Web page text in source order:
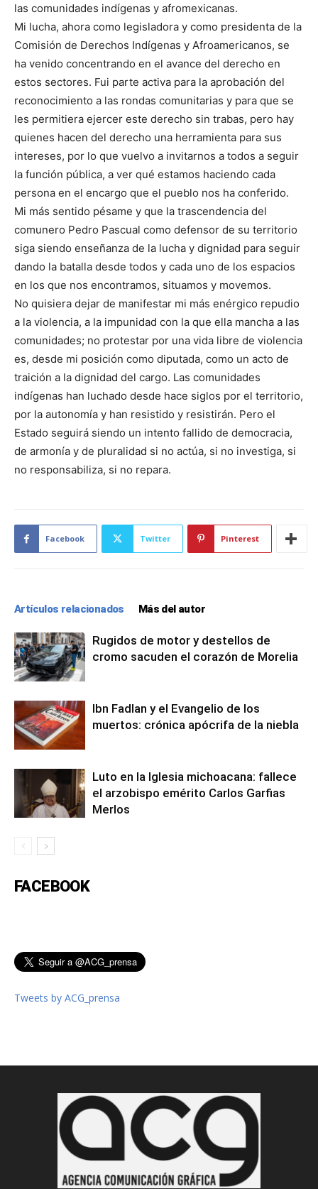
las comunidades indígenas y afromexicanas.
Mi lucha, ahora como legisladora y como presidenta de la
Comisión de Derechos Indígenas y Afroamericanos, se
ha venido concentrando en el avance del derecho en
estos sectores. Fui parte activa para la aprobación del
reconocimiento a las rondas comunitarias y para que se
les permitiera ejercer este derecho sin trabas, pero hay
quienes hacen del derecho una herramienta para sus
intereses, por lo que vuelvo a invitarnos a todos a seguir
la función pública, a ver qué estamos haciendo cada
persona en el encargo que el pueblo nos ha conferido.
Mi más sentido pésame y que la trascendencia del
comunero Pedro Pascual como defensor de su territorio
siga siendo enseñanza de la lucha y dignidad para seguir
dando la batalla desde todos y cada uno de los espacios
en los que nos encontramos, situamos y movemos.
No quisiera dejar de manifestar mi más enérgico repudio
a la violencia, a la impunidad con la que ella mancha a las
comunidades; no protestar por una vida libre de violencia
es, desde mi posición como diputada, como un acto de
traición a la dignidad del cargo. Las comunidades
indígenas han luchado desde hace siglos por el territorio,
por la autonomía y han resistido y resistirán. Pero el
Estado seguirá siendo un intento fallido de democracia,
de armonía y de pluralidad si no actúa, si no investiga, si
no responsabiliza, si no repara.
Facebook Twitter Pinterest
Artículos relacionados Más del autor
Rugidos de motor y destellos de
cromo sacuden el corazón de Morelia
Ibn Fadlan y el Evangelio de los
muertos: crónica apócrifa de la niebla
Luto en la Iglesia michoacana: fallece
el arzobispo emérito Carlos Garfias
Merlos
FACEBOOK
Tweets by ACG_prensa